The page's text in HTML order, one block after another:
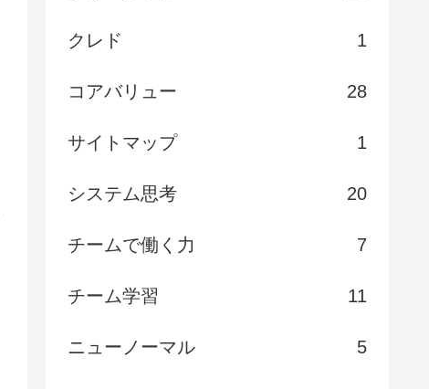
クレド 1
コアバリュー 28
サイトマップ 1
システム思考 20
チームで働く力 7
チーム学習 11
ニューノーマル 5